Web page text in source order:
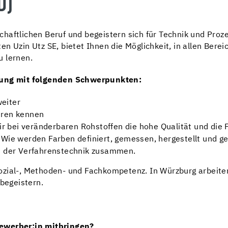
Beruf und begeistern sich für Technik und
Uzin Utz SE, bietet Ihnen die Möglichkeit, in allen
lernen.
mit folgenden Schwerpunkten:
kennen
bei veränderbaren Rohstoffen die hohe Qualität und die
werden Farben definiert, gemessen, hergestellt und
Verfahrenstechnik zusammen.
, Methoden- und Fachkompetenz. In Würzburg